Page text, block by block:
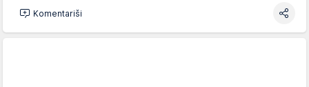
Komentariši